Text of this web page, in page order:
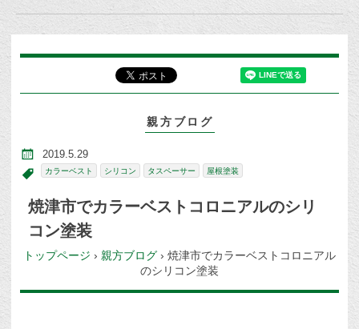
親方ブログ
2019.5.29
カラーベスト シリコン タスペーサー 屋根塗装
焼津市でカラーベストコロニアルのシリ
コン塗装
トップページ › 親方ブログ › 焼津市でカラーベストコロニアル
のシリコン塗装